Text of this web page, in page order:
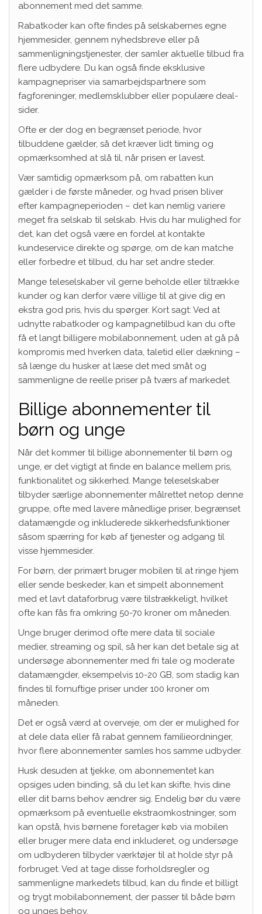
abonnement med det samme.
Rabatkoder kan ofte findes på selskabernes egne
hjemmesider, gennem nyhedsbreve eller på
sammenligningstjenester, der samler aktuelle tilbud fra
flere udbydere. Du kan også finde eksklusive
kampagnepriser via samarbejdspartnere som
fagforeninger, medlemsklubber eller populære deal-
sider.
Ofte er der dog en begrænset periode, hvor
tilbuddene gælder, så det kræver lidt timing og
opmærksomhed at slå til, når prisen er lavest.
Vær samtidig opmærksom på, om rabatten kun
gælder i de første måneder, og hvad prisen bliver
efter kampagneperioden – det kan nemlig variere
meget fra selskab til selskab. Hvis du har mulighed for
det, kan det også være en fordel at kontakte
kundeservice direkte og spørge, om de kan matche
eller forbedre et tilbud, du har set andre steder.
Mange teleselskaber vil gerne beholde eller tiltrække
kunder og kan derfor være villige til at give dig en
ekstra god pris, hvis du spørger. Kort sagt: Ved at
udnytte rabatkoder og kampagnetilbud kan du ofte
få et langt billigere mobilabonnement, uden at gå på
kompromis med hverken data, taletid eller dækning –
så længe du husker at læse det med småt og
sammenligne de reelle priser på tværs af markedet.
Billige abonnementer til
børn og unge
Når det kommer til billige abonnementer til børn og
unge, er det vigtigt at finde en balance mellem pris,
funktionalitet og sikkerhed. Mange teleselskaber
tilbyder særlige abonnementer målrettet netop denne
gruppe, ofte med lavere månedlige priser, begrænset
datamængde og inkluderede sikkerhedsfunktioner
såsom spærring for køb af tjenester og adgang til
visse hjemmesider.
For børn, der primært bruger mobilen til at ringe hjem
eller sende beskeder, kan et simpelt abonnement
med et lavt dataforbrug være tilstrækkeligt, hvilket
ofte kan fås fra omkring 50-70 kroner om måneden.
Unge bruger derimod ofte mere data til sociale
medier, streaming og spil, så her kan det betale sig at
undersøge abonnementer med fri tale og moderate
datamængder, eksempelvis 10-20 GB, som stadig kan
findes til fornuftige priser under 100 kroner om
måneden.
Det er også værd at overveje, om der er mulighed for
at dele data eller få rabat gennem familieordninger,
hvor flere abonnementer samles hos samme udbyder.
Husk desuden at tjekke, om abonnementet kan
opsiges uden binding, så du let kan skifte, hvis dine
eller dit barns behov ændrer sig. Endelig bør du være
opmærksom på eventuelle ekstraomkostninger, som
kan opstå, hvis børnene foretager køb via mobilen
eller bruger mere data end inkluderet, og undersøge
om udbyderen tilbyder værktøjer til at holde styr på
forbruget. Ved at tage disse forholdsregler og
sammenligne markedets tilbud, kan du finde et billigt
og trygt mobilabonnement, der passer til både børn
og unges behov.